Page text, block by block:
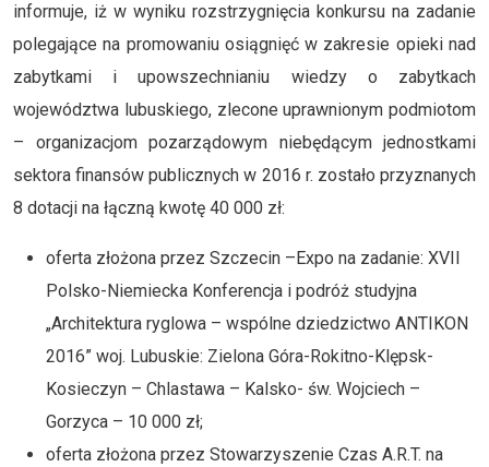
informuje, iż w wyniku rozstrzygnięcia konkursu na zadanie
polegające na promowaniu osiągnięć w zakresie opieki nad
zabytkami i upowszechnianiu wiedzy o zabytkach
województwa lubuskiego, zlecone uprawnionym podmiotom
– organizacjom pozarządowym niebędącym jednostkami
sektora finansów publicznych w 2016 r. zostało przyznanych
8 dotacji na łączną kwotę 40 000 zł:
oferta złożona przez Szczecin –Expo na zadanie: XVII
Polsko-Niemiecka Konferencja i podróż studyjna
„Architektura ryglowa – wspólne dziedzictwo ANTIKON
2016” woj. Lubuskie: Zielona Góra-Rokitno-Klępsk-
Kosieczyn – Chlastawa – Kalsko- św. Wojciech –
Gorzyca – 10 000 zł;
oferta złożona przez Stowarzyszenie Czas A.R.T. na